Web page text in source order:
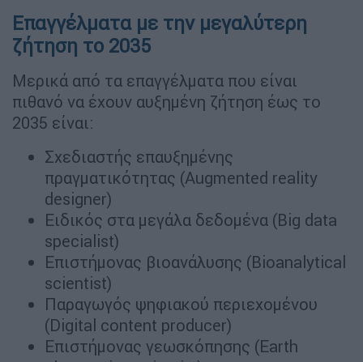
Επαγγέλματα με την μεγαλύτερη
ζήτηση το 2035
Μερικά από τα επαγγέλματα που είναι
πιθανό να έχουν αυξημένη ζήτηση έως το
2035 είναι:
Σχεδιαστής επαυξημένης
πραγματικότητας (Augmented reality
designer)
Ειδικός στα μεγάλα δεδομένα (Big data
specialist)
Επιστήμονας βιοανάλυσης (Bioanalytical
scientist)
Παραγωγός ψηφιακού περιεχομένου
(Digital content producer)
Επιστήμονας γεωσκόπησης (Earth